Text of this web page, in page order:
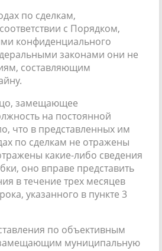
по сделкам,
с Порядком,
конфиденциального
законами они не
составляющим
замещающее
на постоянной
что в представленных им
по сделкам не отражены
какие-либо сведения
оно вправе представить
в течение трех месяцев
указанного в пункте 3
по объективным
муниципальную